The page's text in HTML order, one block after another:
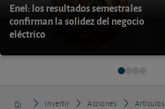
Enel: los resultados semestrales
confirman la solidez del negocio
eléctrico
Invertir Acciones Artículos